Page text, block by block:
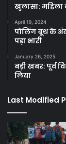
खुलासा: महिला
April 19, 2024
पोलिंग बूथ के
पड़ा भारी
January 26, 2025
बड़ी खबर: पूर्व
लिया
Last Modified